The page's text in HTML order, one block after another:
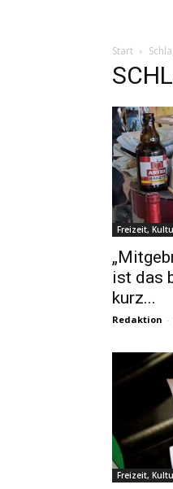
Start
Freizeit,
ist das
kurz...
Redaktion -
Freizeit,